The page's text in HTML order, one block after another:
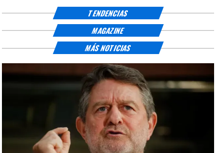
TENDENCIAS
MAGAZINE
MÁS NOTICIAS